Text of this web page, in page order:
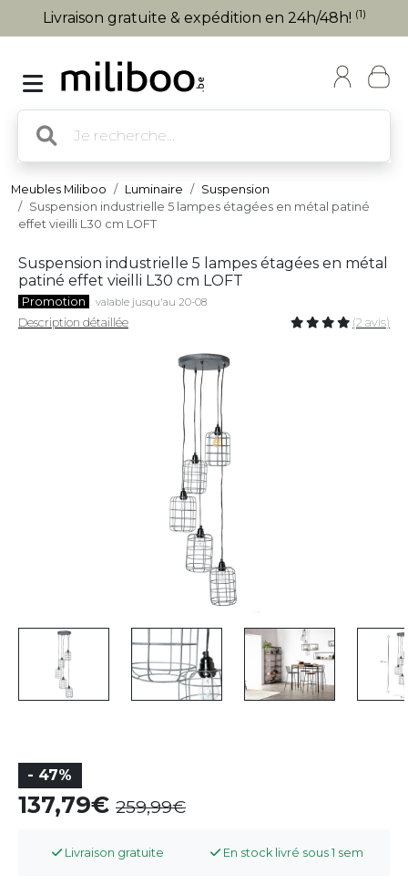
Livraison gratuite & expédition en 24h/48h! (1)
Meubles Miliboo Luminaire
Suspension
Suspension industrielle 5 lampes étagées en métal patiné
effet vieilli L30 cm LOFT
Suspension industrielle 5 lampes étagées en métal
patiné effet vieilli L30 cm LOFT
Promotion valable jusqu'au 20-08
Description détaillée (2 avis)
- 47%
137,79 259,99
Livraison gratuite En stock livré sous 1 sem